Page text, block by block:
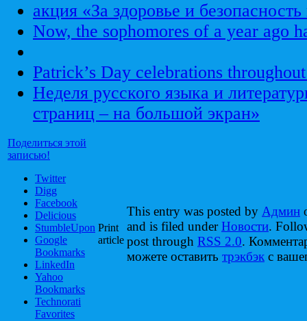
акция «За здоровье и
Now, the sophomores of a year ago
Patrick’s Day celebrations
Неделя русского языка и
страниц – на большой экран»
Поделиться этой
записью!
Twitter
Digg
Facebook
Delicious
StumbleUpon
Google
Bookmarks
LinkedIn
Yahoo
Bookmarks
Technorati
Favorites
Print
article
This entry was posted by Админ
and is filed underНовости.
post through RSS 2.0.
можете оставить трэкбэк с